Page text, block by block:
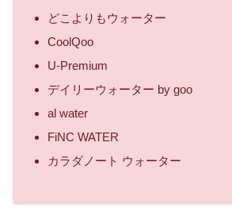
どこよりもウォーター
CoolQoo
U-Premium
デイリーウォーター by goo
al water
FiNC WATER
カラダノート ウォーター